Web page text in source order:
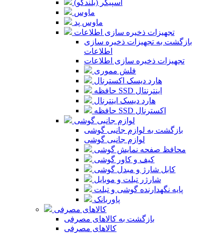
اسپیکر (بلندگو)
ماوس
ماوس پد
تجهیزات ذخیره سازی اطلاعات
بازگشت به تجهیزات ذخیره سازی
اطلاعات
تجهیزات ذخیره سازی اطلاعات
فلش مموری
هارد دیسک اکسترنال
حافظه SSD اینترنتال
هارد دیسک اینترنال
حافظه SSD اکسترنال
لوازم جانبی گوشی
بازگشت به لوازم جانبی گوشی
لوازم جانبی گوشی
محافظ صفحه نمایش گوشی
کیف و کاور گوشی
کابل شارژ و مبدل گوشی
شارژر تبلت و موبایل
پایه نگهدارنده گوشی و تبلت
پاوربانک
کالاهای مصرفی
بازگشت به کالاهای مصرفی
کالاهای مصرفی